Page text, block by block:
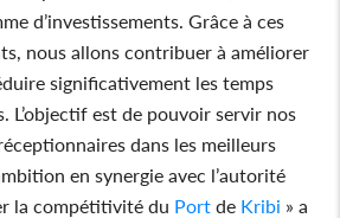
d’investissements. Grâce à ces
nous allons contribuer à améliorer
significativement les temps
L’objectif est de pouvoir servir nos
dans les meilleurs
en synergie avec l’autorité
la compétitivité du Port de Kribi » a